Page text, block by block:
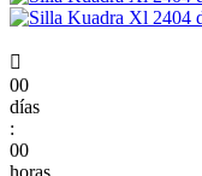

00
días
:
00
horas